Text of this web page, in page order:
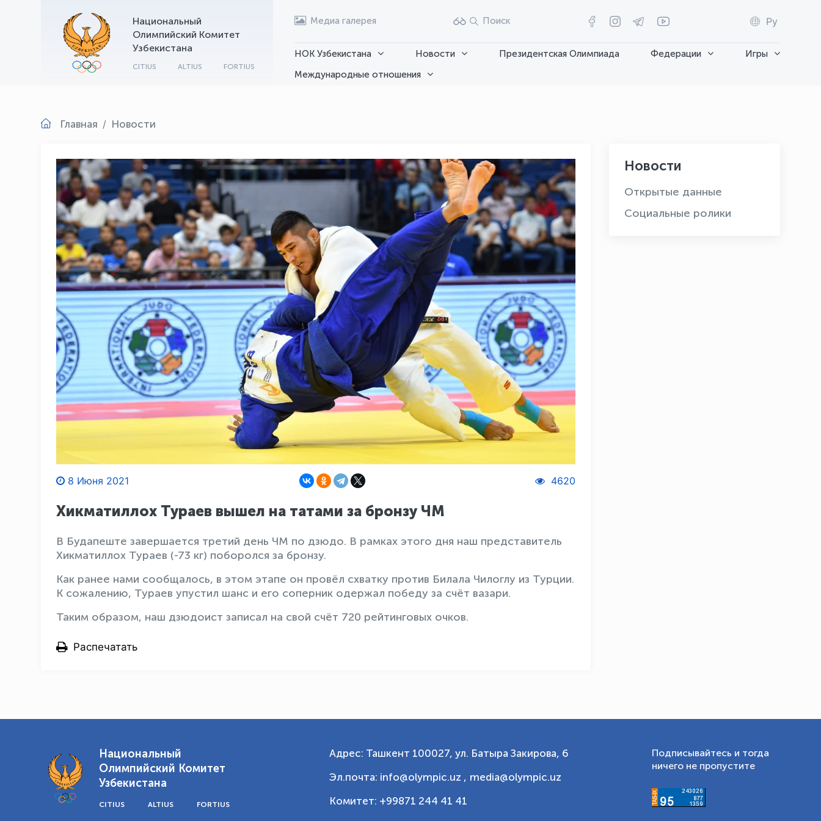
Национальный
Олимпийский Комитет
Узбекистана
CITIUS ALTIUS FORTIUS
Медиа галерея Поиск Ру
НОК Узбекистана Новости Президентская Олимпиада Федерации
Игры
Международные отношения
Главная Новости
8 Июня 2021 4620
Хикматиллох Тураев вышел на татами за бронзу ЧМ
В Будапеште завершается третий день ЧМ по дзюдо. В рамках этого дня наш представитель
Хикматиллох Тураев (-73 кг) поборолся за бронзу.
Как ранее нами сообщалось, в этом этапе он провёл схватку против Билала Чилоглу из Турции.
К сожалению, Тураев упустил шанс и его соперник одержал победу за счёт вазари.
Таким образом, наш дзюдоист записал на свой счёт 720 рейтинговых очков.
Распечатать
Новости
Открытые данные
Социальные ролики
Национальный
Олимпийский Комитет
Узбекистана
CITIUS ALTIUS FORTIUS
Адрес: Ташкент 100027, ул. Батыра Закирова, 6
Эл.почта: info@olympic.uz , media@olympic.uz
Комитет: +99871 244 41 41
Подписывайтесь и тогда
ничего не пропустите